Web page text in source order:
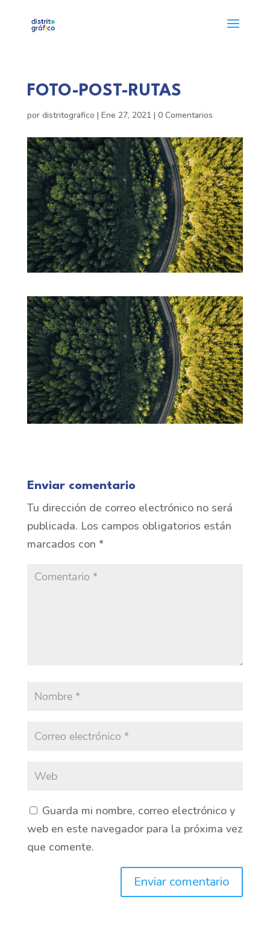
FOTO-POST-RUTAS
por distritografico | Ene 27, 2021 | 0 Comentarios
Enviar comentario
Tu dirección de correo electrónico no será
publicada. Los campos obligatorios están
marcados con *
Guarda mi nombre, correo electrónico y
web en este navegador para la próxima vez
que comente.